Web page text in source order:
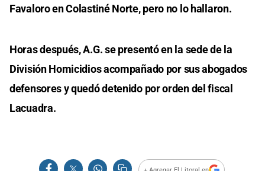
Favaloro en Colastiné Norte, pero no lo hallaron.
Horas después, A.G. se presentó en la sede de la
División Homicidios acompañado por sus abogados
defensores y quedó detenido por orden del fiscal
Lacuadra.